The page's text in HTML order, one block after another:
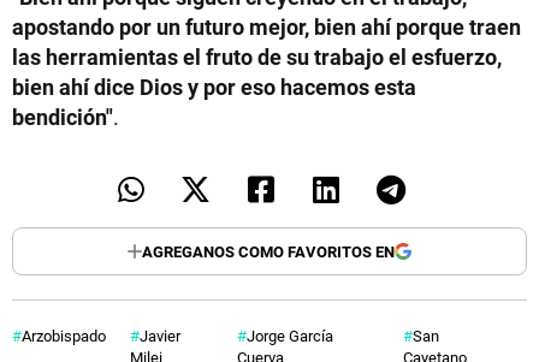
apostando por un futuro mejor, bien ahí porque traen
las herramientas el fruto de su trabajo el esfuerzo,
bien ahí dice Dios y por eso hacemos esta
bendición".
AGREGANOS COMO FAVORITOS EN
Arzobispado
Javier
Milei
Jorge García
Cuerva
San
Cayetano